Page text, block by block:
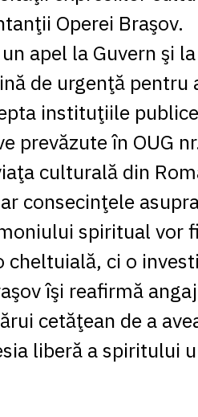
Operei Braşov.
apel la Guvern şi
de urgenţă pentru
instituţiile
prevăzute în OUG
culturală din
consecinţele
spiritual vor
cheltuială, ci o
îşi reafirmă
cetăţean de a
liberă a spiritului